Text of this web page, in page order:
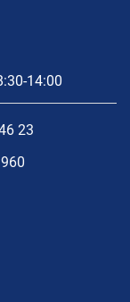
14:00
23